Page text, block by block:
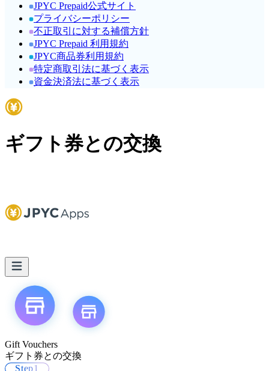
JPYC Prepaid公式サイト
プライバシーポリシー
不正取引に対する補償方針
JPYC Prepaid 利用規約
JPYC商品券利用規約
特定商取引法に基づく表示
資金決済法に基づく表示
ギフト券との交換
Gift Vouchers
ギフト券との交換
Step1